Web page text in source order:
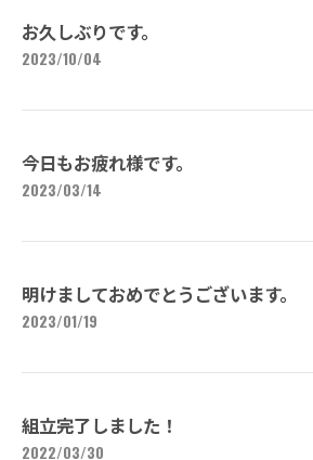
お久しぶりです。
2023/10/04
今日もお疲れ様です。
2023/03/14
明けましておめでとうございます。
2023/01/19
組立完了しました！
2022/03/30